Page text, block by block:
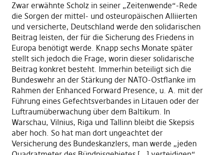
Zwar erwähnte Scholz in seiner „Zeitenwende“-Rede
die Sorgen der mittel- und osteuropäischen Alliierten
und versicherte, Deutschland werde den solidarischen
Beitrag leisten, der für die Sicherung des Friedens in
Europa benötigt werde. Knapp sechs Monate später
stellt sich jedoch die Frage, worin dieser solidarische
Beitrag konkret besteht. Immerhin beteiligt sich die
Bundeswehr an der Stärkung der NATO-Ostflanke im
Rahmen der Enhanced Forward Presence, u. A. mit der
Führung eines Gefechtsverbandes in Litauen oder der
Luftraumüberwachung über dem Baltikum. In
Warschau, Vilnius, Riga und Tallinn bleibt die Skepsis
aber hoch. So hat man dort ungeachtet der
Versicherung des Bundeskanzlers, man werde „jeden